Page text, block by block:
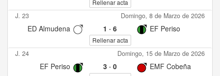
Rellenar acta
J. 23 Domingo, 8 de Marzo de 2026
ED Almudena 1 · 6 EF Periso
Rellenar acta
J. 24 Domingo, 15 de Marzo de 2026
EF Periso 3· 0 EMF Cobeña